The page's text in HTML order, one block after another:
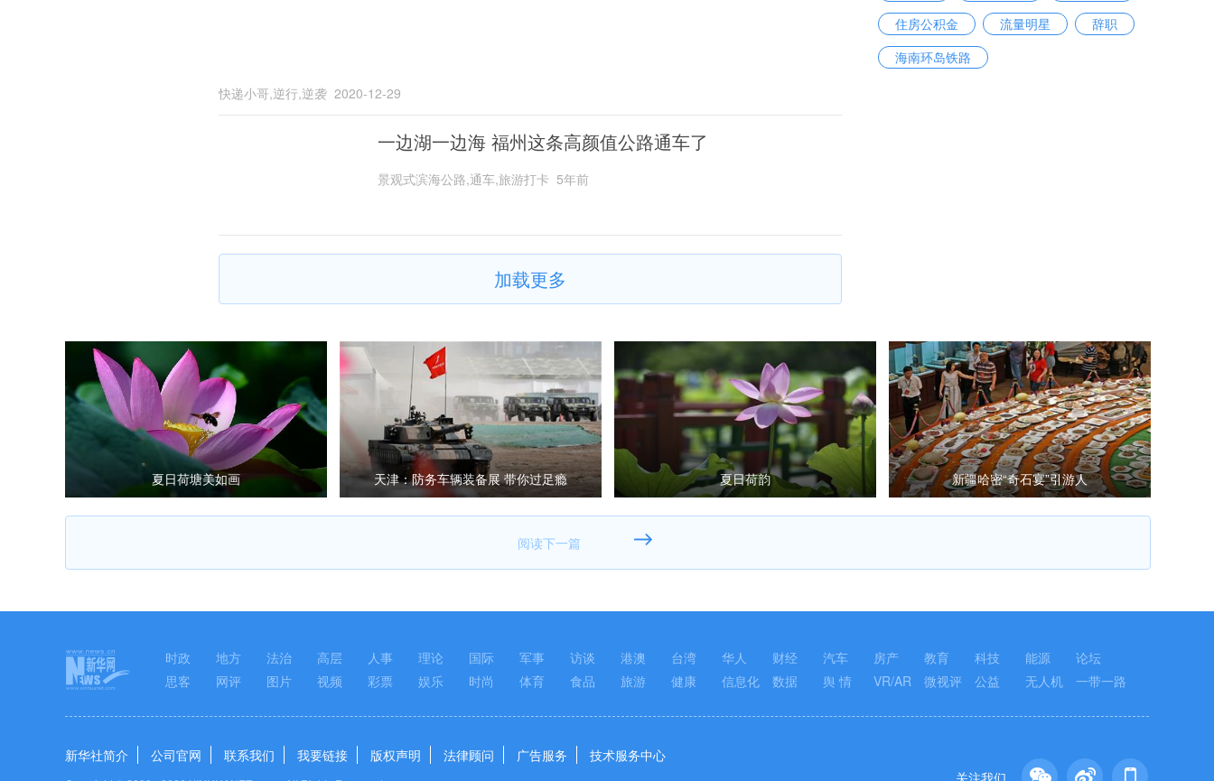
快递小哥,逆行,逆袭 2020-12-29
一边湖一边海 福州这条高颜值公路通车了
景观式滨海公路,通车,旅游打卡 5年前
加载更多
住房公积金
流量明星
辞职
海南环岛铁路
夏日荷塘美如画 天津：防务车辆装备展 带你过足瘾 夏日荷韵 新疆哈密“奇石宴”引游人
时政 地方 法治 高层 人事 理论 国际 军事 访谈 港澳 台湾 华人 财经 汽车 房产 教育 科技 能源
论坛
思客
网评 图片 视频 彩票 娱乐 时尚 体育 食品 旅游 健康 信息化 数据 舆 情 VR/AR 微视评 公益 无人机 一带一路
关注我们
新华社简介 公司官网 联系我们 我要链接 版权声明 法律顾问 广告服务 技术服务中心